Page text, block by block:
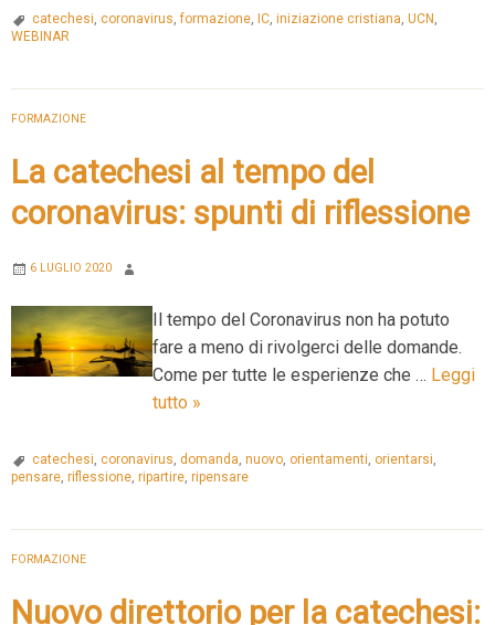
UCN
catechesi, coronavirus,formazione, IC, iniziazione cristiana, UCN ,
WEBINAR
FORMAZIONE
La catechesi al tempo del
coronavirus: spunti di riflessione
6 LUGLIO 2020
Il tempo del Coronavirus non ha potuto
fare a meno di rivolgerci delle domande.
Come per tutte le esperienze che … Leggi
tutto La
al
tempo
»
catechesi, coronavirus, domanda, nuovo, orientamenti, orientarsi,
pensare, riflessione, ripartire, ripensare
FORMAZIONE
Nuovo direttorio per la catechesi: